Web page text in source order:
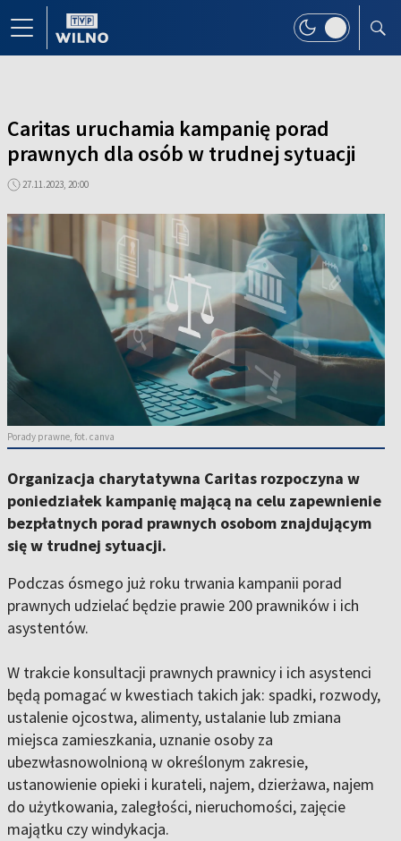
Caritas uruchamia kampanię porad
prawnych dla osób w trudnej sytuacji
27.11.2023, 20:00
Porady prawne, fot. canva
Organizacja charytatywna Caritas rozpoczyna w
poniedziałek kampanię mającą na celu zapewnienie
bezpłatnych porad prawnych osobom znajdującym
się w trudnej sytuacji.
Podczas ósmego już roku trwania kampanii porad
prawnych udzielać będzie prawie 200 prawników i ich
asystentów.
W trakcie konsultacji prawnych prawnicy i ich asystenci
będą pomagać w kwestiach takich jak: spadki, rozwody,
ustalenie ojcostwa, alimenty, ustalanie lub zmiana
miejsca zamieszkania, uznanie osoby za
ubezwłasnowolnioną w określonym zakresie,
ustanowienie opieki i kurateli, najem, dzierżawa, najem
do użytkowania, zaległości, nieruchomości, zajęcie
majątku czy windykacja.